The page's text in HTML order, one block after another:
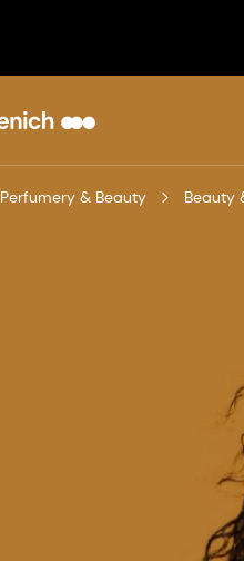
Perfumery & Beauty Beauty